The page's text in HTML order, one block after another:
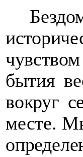
бытия
вокруг
месте.